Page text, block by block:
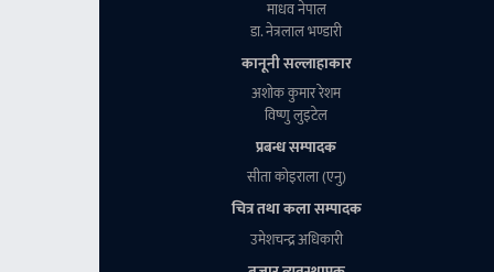
माधव नेपाल
डा. नेत्रलाल भण्डारी
कानूनी सल्लाहाकार
अशाेक कुमार रेशम
विष्णु लुइटेल
प्रबन्ध सम्पादक
सीता काेइराला (एनु)
चित्र तथा कला सम्पादक
उमेशचन्द्र अधिकारी